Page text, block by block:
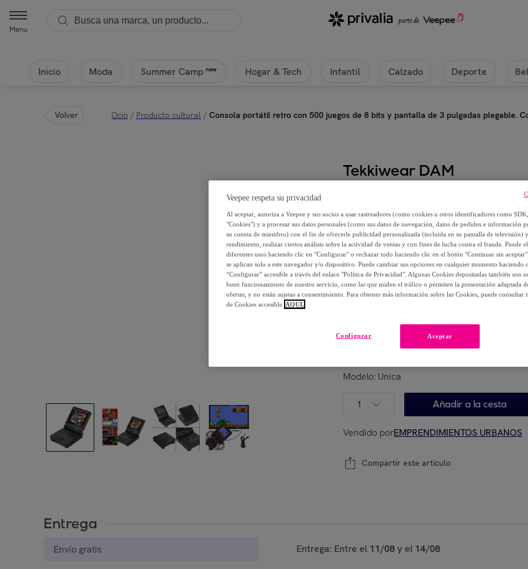
Menu
Inicio Moda Summer Camp new Hogar & Tech Infantil Calzado Deporte
Volver Ocio / Producto cultural / Consola portátil retro con 500 juegos de 8 bits y pantalla de 3 pulgadas plegable.
Tekkiwear DAM
Consola portátil retro con 500
plegable. Conexión para TV.
52,99 €
129, 00 €
-58 %
Modelo: Unica
1 Añadir a la cesta
Vendido porEMPRENDIMIENTOS URBANOS
Compartir este artículo
Entrega
Envío gratis Entrega: Entre el 11/08y el 14/08
Veepee respeta su privacidad
Al aceptar, autoriza a Veepee y sus socios a usar rastreadores (como cookies u otros identificadores como
"Cookies") y a procesar sus datos personales (como sus datos de navegación, datos de pedidos e información
su cuenta de miembro) con el fin de ofrecerle publicidad personalizada (incluida en su pantalla de televisión)
rendimiento, realizar ciertos análisis sobre la actividad de ventas y con fines de lucha contra el fraude. Puede
diferentes usos haciendo clic en "Configurar" o rechazar todo haciendo clic en el botón "Continuar sin
se aplican solo a este navegador y/o dispositivo. Puede cambiar sus opciones en cualquier momento haciendo
“Configurar” accesible a través del enlace "Política de Privacidad". Algunas Cookies depositadas también son
buen funcionamiento de nuestro servicio, como las que miden el tráfico o permiten la presentación adaptada
ofertas, y no están sujetas a consentimiento. Para obtener más información sobre las Cookies, puede consultar
de Cookies accesible AQUÍ.
Aceptar
Configurar